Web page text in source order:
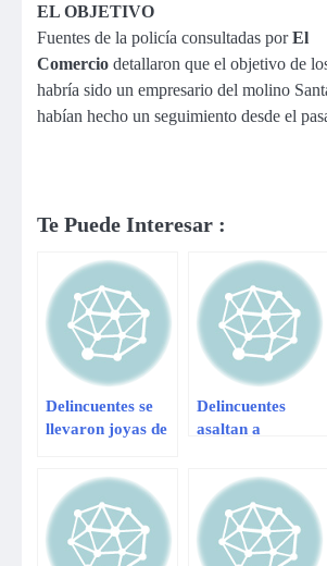
EL OBJETIVO
Fuentes de la policía consultadas porEl
Comercio detallaron que el objetivo de
habría sido un empresario del molino
habían hecho un seguimiento desde el
Te Puede Interesar :
Delincuentes se
llevaron joyas de
Delincuentes
asaltan a
buses en Echarate